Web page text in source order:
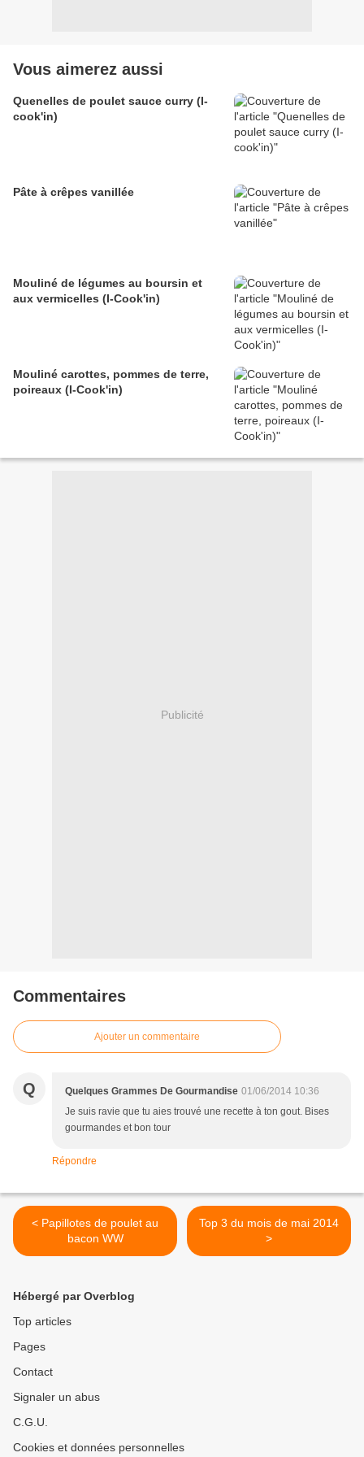
Vous aimerez aussi
Quenelles de poulet sauce curry (I-
cook'in)
Pâte à crêpes vanillée
Mouliné de légumes au boursin et
aux vermicelles (I-Cook'in)
Mouliné carottes, pommes de terre,
poireaux (I-Cook'in)
Publicité
Commentaires
Ajouter un commentaire
Q Quelques Grammes De Gourmandise 01/06/2014 10:36
Je suis ravie que tu aies trouvé une recette à ton gout. Bises
gourmandes et bon tour
Répondre
< Papillotes de poulet au
bacon WW
Top 3 du mois de mai 2014
>
Hébergé par Overblog
Top articles
Pages
Contact
Signaler un abus
C.G.U.
Cookies et données personnelles